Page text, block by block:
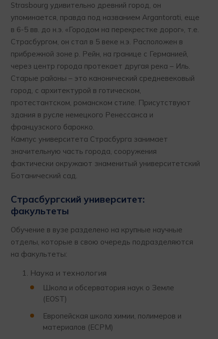
Strasbourg удивительно древний город, он
упоминается, правда под названием Argantorati, еще
в 6-5 вв. до н.э. «Городом на перекрестке дорог», т.е.
Страсбургом, он стал в 5 веке н.э. Расположен в
прибрежной зоне р. Рейн, на границе с Германией,
через центр города протекает другая река – Иль.
Старые районы – это канонический средневековый
город, с архитектурой в готическом,
протестантском, романском стиле. Присутствуют
здания в русле немецкого Ренессанса и
французского барокко.
Кампус университета Страсбурга занимает
значительную часть города, сооружения
фактически окружают знаменитый университетский
Ботанический сад.
Страсбургский университет:
факультеты
Обучение в вузе разделено на крупные научные
отделы, которые в свою очередь подразделяются
на факультеты:
Наука и технология
Школа и обсерватория наук о Земле
(EOST)
Европейская школа химии, полимеров и
материалов (ECPM)